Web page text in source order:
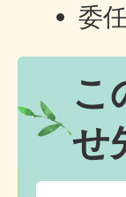
委
こ
せ